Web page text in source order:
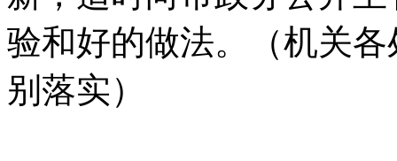
验和好的做法。
（机关
别落实）